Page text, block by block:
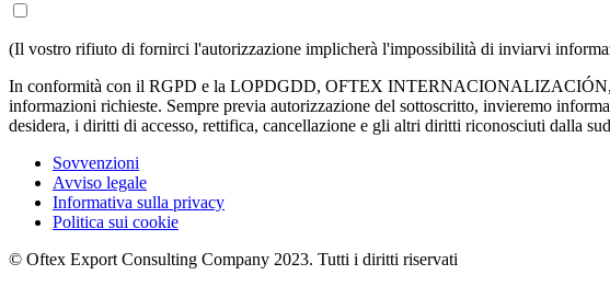
(Il vostro rifiuto di fornirci l'autorizzazione implicherà l'impossibilità di inviarvi
In conformità con il RGPD e la LOPDGDD, OFTEX INTERNACIONALIZACIÓN,
informazioni richieste. Sempre previa autorizzazione del sottoscritto, invieremo
desidera, i diritti di accesso, rettifica, cancellazione e gli altri diritti riconosciuti dalla
Sovvenzioni
Avviso legale
Informativa sulla privacy
Politica sui cookie
© Oftex Export Consulting Company 2023. Tutti i diritti riservati